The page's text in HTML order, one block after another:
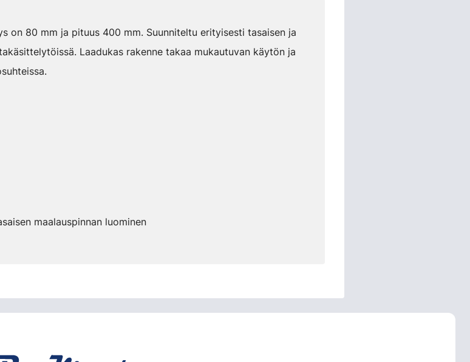
on 80 mm ja pituus 400 mm. Suunniteltu erityisesti tasaisen ja
Laadukas rakenne takaa mukautuvan käytön ja
maalauspinnan luominen